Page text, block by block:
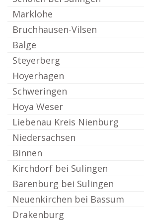
Marklohe
Bruchhausen-Vilsen
Balge
Steyerberg
Hoyerhagen
Schweringen
Hoya Weser
Liebenau Kreis Nienburg
Niedersachsen
Binnen
Kirchdorf bei Sulingen
Barenburg bei Sulingen
Neuenkirchen bei Bassum
Drakenburg